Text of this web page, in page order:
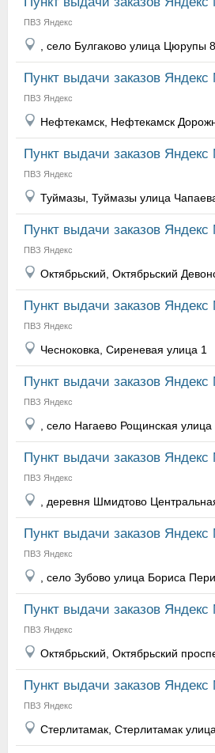
ПВЗ Яндекс
, село Булгаково улица Цюрупы
Пункт выдачи заказов Яндекс
ПВЗ Яндекс
Нефтекамск, Нефтекамск
Пункт выдачи заказов Яндекс
ПВЗ Яндекс
Туймазы, Туймазы улица
Пункт выдачи заказов Яндекс
ПВЗ Яндекс
Октябрьский, Октябрьский
Пункт выдачи заказов Яндекс
ПВЗ Яндекс
Чесноковка, Сиреневая улица 1
Пункт выдачи заказов Яндекс
ПВЗ Яндекс
, село Нагаево Рощинская
Пункт выдачи заказов Яндекс
ПВЗ Яндекс
, деревня Шмидтово
Пункт выдачи заказов Яндекс
ПВЗ Яндекс
, село Зубово улица Бориса
Пункт выдачи заказов Яндекс
ПВЗ Яндекс
Октябрьский, Октябрьский
Пункт выдачи заказов Яндекс
ПВЗ Яндекс
Стерлитамак, Стерлитамак